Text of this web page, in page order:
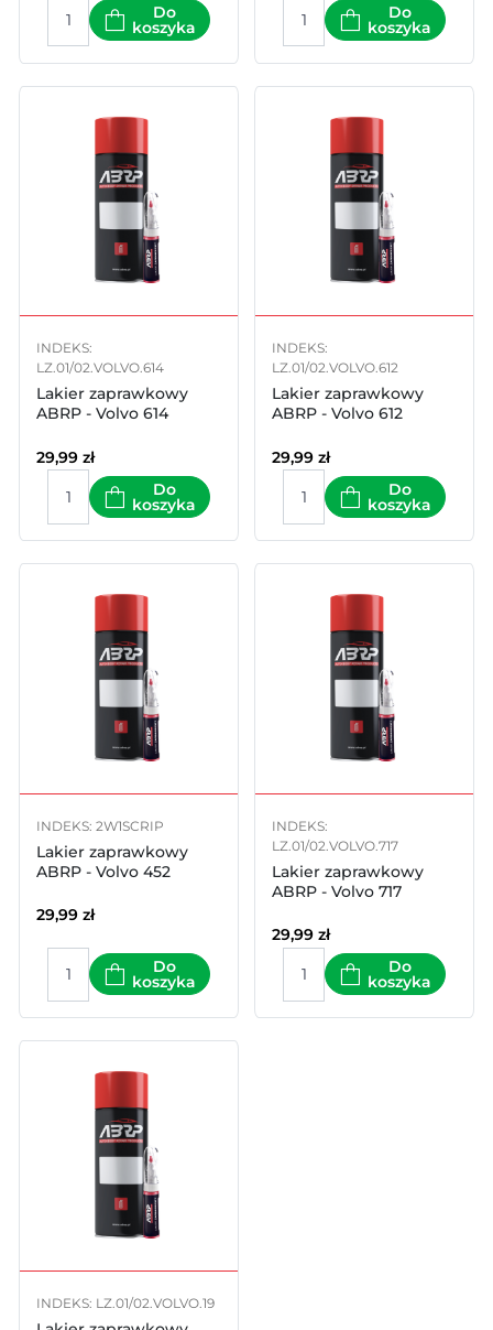
Do
koszyka
Do
koszyka
INDEKS:
LZ.01/02.VOLVO.614
Lakier zaprawkowy
ABRP - Volvo 614
29,99 zł
Do
koszyka
INDEKS:
LZ.01/02.VOLVO.612
Lakier zaprawkowy
ABRP - Volvo 612
29,99 zł
Do
koszyka
INDEKS: 2W1SCRIP
Lakier zaprawkowy
ABRP - Volvo 452
29,99 zł
Do
koszyka
INDEKS:
LZ.01/02.VOLVO.717
Lakier zaprawkowy
ABRP - Volvo 717
29,99 zł
Do
koszyka
INDEKS: LZ.01/02.VOLVO.19